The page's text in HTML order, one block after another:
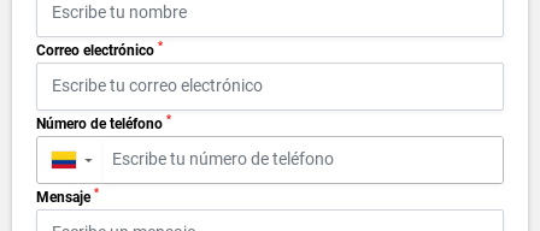
Correo electrónico *
Número de teléfono *
▼
Mensaje *